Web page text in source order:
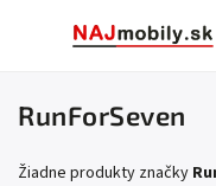
RunForSeven
Žiadne produkty značky